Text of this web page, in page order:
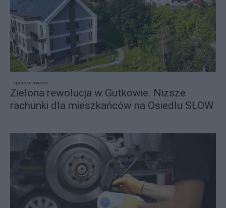
sponsorowane
Zielona rewolucja w Gutkowie. Niższe
rachunki dla mieszkańców na Osiedlu SLOW